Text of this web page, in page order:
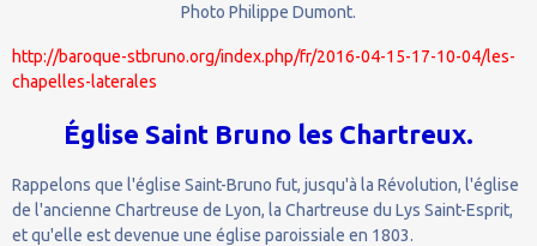
Photo Philippe Dumont.
http://baroque-stbruno.org/index.php/fr/2016-04-15-17-10-04/les-
chapelles-laterales
Église Saint Bruno les Chartreux.
Rappelons que l'église Saint-Bruno fut, jusqu'à la Révolution, l'église
de l'ancienne Chartreuse de Lyon, la Chartreuse du Lys Saint-Esprit,
et qu'elle est devenue une église paroissiale en 1803.